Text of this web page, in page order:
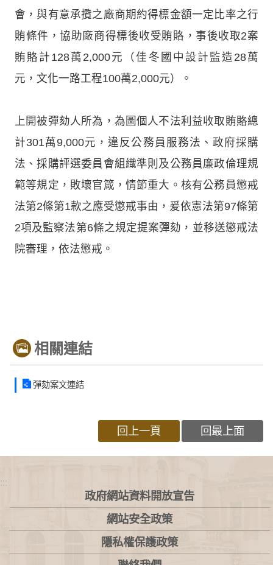
會，與有意承攬之廠商期約得標金額一定比率之行
賄條件，協助廠商得標後收受賄賂，事後收取2案
賄賂計128萬2,000元（佳冬國中設計監造28萬
元，文化一路工程100萬2,000元）。
上開被彈劾人所為，為圖個人不法利益收取賄賂總
計301萬9,000元，違反公務員服務法、政府採購
法、採購評選委員會組織準則及公務員廉政倫理規
範等規定，敗壞官箴，情節重大。核有公務員懲戒
法第2條第1款之應受懲戒事由，爰依憲法第97條第
2項及監察法第6條之規定提案彈劾，並移送懲戒法
院審理，依法懲戒。
相關連結
彈劾案文連結
回上一頁 回最上面
:::
政府網站資料開放宣告
網站安全政策
隱私權保護政策